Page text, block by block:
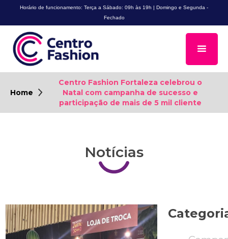
Horário de funcionamento: Terça a Sábado: 09h às 19h | Domingo e Segunda -
Fechado
Home
Centro Fashion Fortaleza celebrou o
Natal com campanha de sucesso e
participação de mais de 5 mil cliente
Notícias